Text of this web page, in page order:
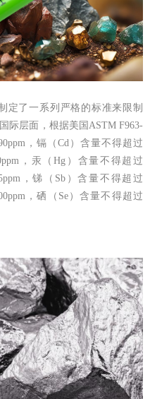
定了一系列严格的标准来限制
际层面，根据美国ASTM F963-
，镉（Cd）含量不得超过
，汞（Hg）含量不得超过
，锑（Sb）含量不得超过
，硒（Se）含量不得超过